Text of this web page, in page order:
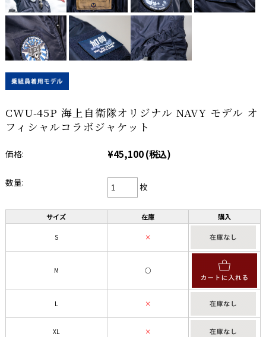
CWU-45P 海上自衛隊オリジナル NAVY モデル オ
フィシャルコラボジャケット
価格: ¥45,100(税込)
数量: 枚
サイズ 在庫 購入
S ×
M ○
L ×
XL ×